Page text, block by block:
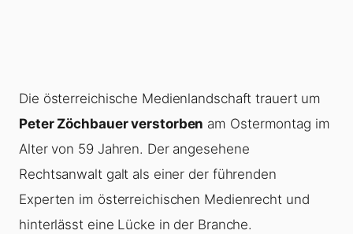
Die österreichische Medienlandschaft trauert um
Peter Zöchbauer verstorben am Ostermontag im
Alter von 59 Jahren. Der angesehene
Rechtsanwalt galt als einer der führenden
Experten im österreichischen Medienrecht und
hinterlässt eine Lücke in der Branche.